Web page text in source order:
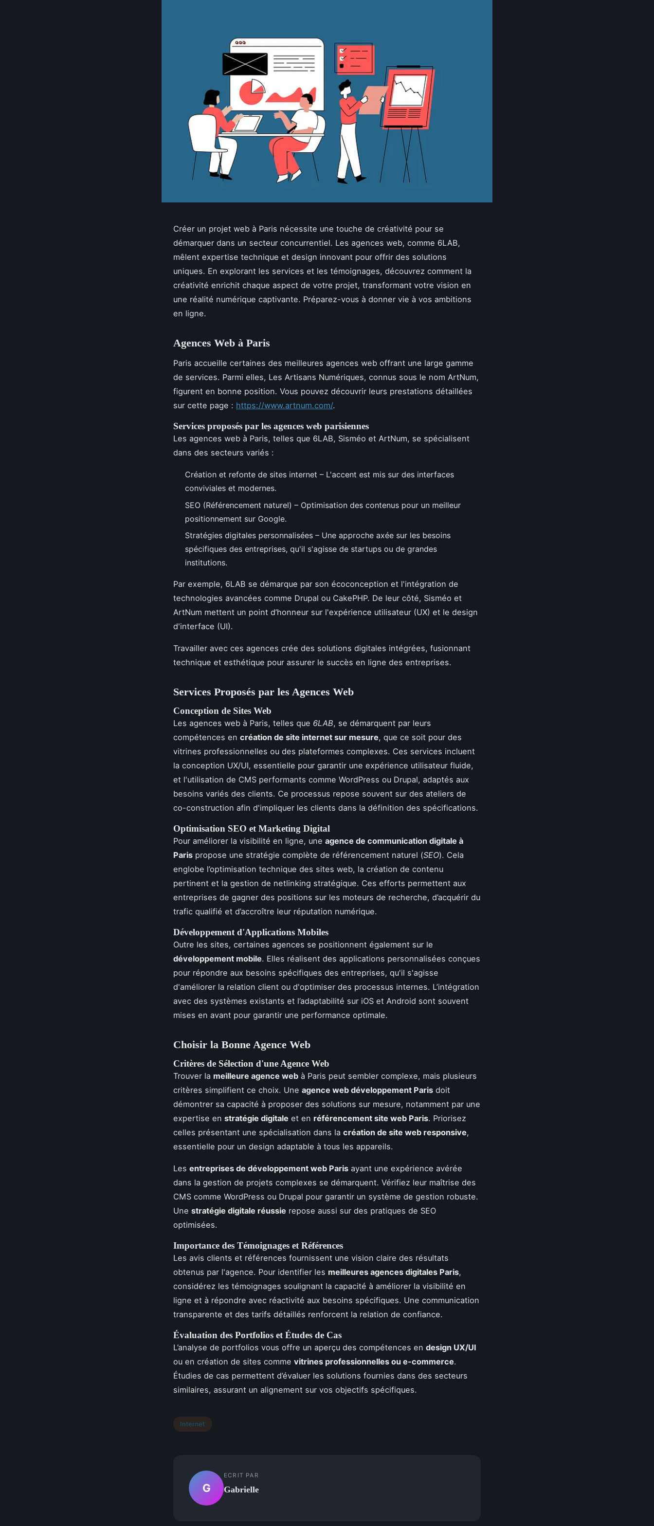
Créer un projet web à Paris nécessite une touche de créativité pour se
démarquer dans un secteur concurrentiel. Les agences web, comme 6LAB,
mêlent expertise technique et design innovant pour offrir des solutions
uniques. En explorant les services et les témoignages, découvrez comment la
créativité enrichit chaque aspect de votre projet, transformant votre vision en
une réalité numérique captivante. Préparez-vous à donner vie à vos ambitions
en ligne.
Agences Web à Paris
Paris accueille certaines des meilleures agences web offrant une large gamme
de services. Parmi elles, Les Artisans Numériques, connus sous le nom ArtNum,
figurent en bonne position. Vous pouvez découvrir leurs prestations détaillées
sur cette page : https://www.artnum.com/.
Services proposés par les agences web parisiennes
Les agences web à Paris, telles que 6LAB, Sisméo et ArtNum, se spécialisent
dans des secteurs variés :
Création et refonte de sites internet – L'accent est mis sur des interfaces
conviviales et modernes.
SEO (Référencement naturel) – Optimisation des contenus pour un meilleur
positionnement sur Google.
Stratégies digitales personnalisées – Une approche axée sur les besoins
spécifiques des entreprises, qu'il s'agisse de startups ou de grandes
institutions.
Par exemple, 6LAB se démarque par son écoconception et l'intégration de
technologies avancées comme Drupal ou CakePHP. De leur côté, Sisméo et
ArtNum mettent un point d’honneur sur l'expérience utilisateur (UX) et le design
d'interface (UI).
Travailler avec ces agences crée des solutions digitales intégrées, fusionnant
technique et esthétique pour assurer le succès en ligne des entreprises.
Services Proposés par les Agences Web
Conception de Sites Web
Les agences web à Paris, telles que 6LAB, se démarquent par leurs
compétences en création de site internet sur mesure, que ce soit pour des
vitrines professionnelles ou des plateformes complexes. Ces services incluent
la conception UX/UI, essentielle pour garantir une expérience utilisateur fluide,
et l'utilisation de CMS performants comme WordPress ou Drupal, adaptés aux
besoins variés des clients. Ce processus repose souvent sur des ateliers de
co-construction afin d'impliquer les clients dans la définition des spécifications.
Optimisation SEO et Marketing Digital
Pour améliorer la visibilité en ligne, une agence de communication digitale à
Paris propose une stratégie complète de référencement naturel (SEO). Cela
englobe l’optimisation technique des sites web, la création de contenu
pertinent et la gestion de netlinking stratégique. Ces efforts permettent aux
entreprises de gagner des positions sur les moteurs de recherche, d’acquérir du
trafic qualifié et d’accroître leur réputation numérique.
Développement d'Applications Mobiles
Outre les sites, certaines agences se positionnent également sur le
développement mobile. Elles réalisent des applications personnalisées conçues
pour répondre aux besoins spécifiques des entreprises, qu'il s'agisse
d'améliorer la relation client ou d'optimiser des processus internes. L’intégration
avec des systèmes existants et l’adaptabilité sur iOS et Android sont souvent
mises en avant pour garantir une performance optimale.
Choisir la Bonne Agence Web
Critères de Sélection d'une Agence Web
Trouver la meilleure agence web à Paris peut sembler complexe, mais plusieurs
critères simplifient ce choix. Une agence web développement Paris doit
démontrer sa capacité à proposer des solutions sur mesure, notamment par une
expertise en stratégie digitale et en référencement site web Paris. Priorisez
celles présentant une spécialisation dans la création de site web responsive,
essentielle pour un design adaptable à tous les appareils.
Les entreprises de développement web Paris ayant une expérience avérée
dans la gestion de projets complexes se démarquent. Vérifiez leur maîtrise des
CMS comme WordPress ou Drupal pour garantir un système de gestion robuste.
Une stratégie digitale réussie repose aussi sur des pratiques de SEO
optimisées.
Importance des Témoignages et Références
Les avis clients et références fournissent une vision claire des résultats
obtenus par l'agence. Pour identifier les meilleures agences digitales Paris,
considérez les témoignages soulignant la capacité à améliorer la visibilité en
ligne et à répondre avec réactivité aux besoins spécifiques. Une communication
transparente et des tarifs détaillés renforcent la relation de confiance.
Évaluation des Portfolios et Études de Cas
L’analyse de portfolios vous offre un aperçu des compétences en design UX/UI
ou en création de sites comme vitrines professionnelles ou e-commerce.
Étudies de cas permettent d’évaluer les solutions fournies dans des secteurs
similaires, assurant un alignement sur vos objectifs spécifiques.
Internet
G
ECRIT PAR
Gabrielle